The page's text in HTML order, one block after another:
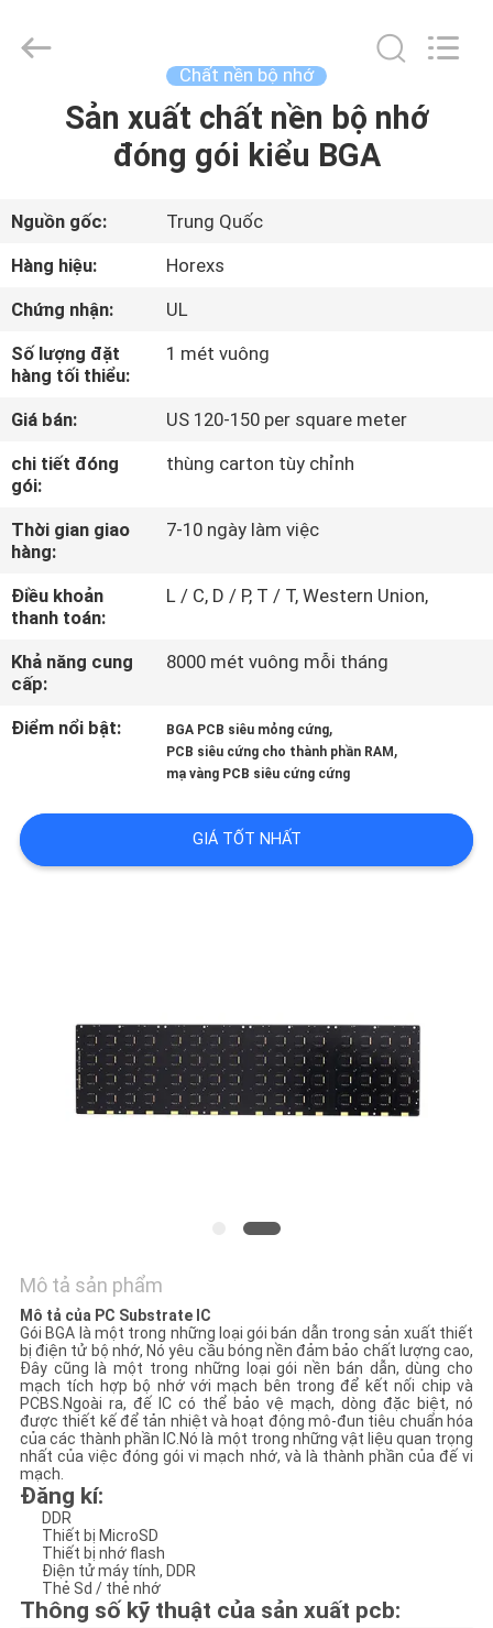
TRANG
CÁC
SẢN
PHẨM
VỀ
CHÚNG
THAM
QUAN
NHÀ
MÁY
KIỂM
SOÁT
LƯỢNG
LIÊN
GIÁ
SƠ
ĐỒ
TRANG
WEB
PRIVACY
POLICY
(Hubei)
Electronics
Chất nền bộ nhớ
Sản xuất chất nền bộ nhớ
đóng gói kiểu BGA
Nguồn gốc:
Trung Quốc
Hàng hiệu:
Horexs
Chứng nhận:
UL
Số lượng đặt
hàng tối thiểu:
1 mét vuông
Giá bán:
US 120-150 per square meter
chi tiết đóng
gói:
thùng carton tùy chỉnh
Thời gian giao
hàng:
7-10 ngày làm việc
Điều khoản
thanh toán:
L / C, D / P, T / T, Western Union,
Khả năng cung
cấp:
8000 mét vuông mỗi tháng
Điểm nổi bật: BGA PCB siêu mỏng cứng,
PCB siêu cứng cho thành phần RAM ,
mạ vàng PCB siêu cứng cứng
GIÁ TỐT NHẤT
Mô tả sản phẩm
Mô tả của PC Substrate IC
Gói BGA là một trong những loại gói bán dẫn trong sản xuất thiết
bị điện tử bộ nhớ, Nó yêu cầu bóng nền đảm bảo chất lượng cao,
Đây cũng là một trong những loại gói nền bán dẫn, dùng cho
mạch tích hợp bộ nhớ với mạch bên trong để kết nối chip và
PCBS.Ngoài ra, đế IC có thể bảo vệ mạch, dòng đặc biệt, nó
được thiết kế để tản nhiệt và hoạt động mô-đun tiêu chuẩn hóa
của các thành phần IC.Nó là một trong những vật liệu quan trọng
nhất của việc đóng gói vi mạch nhớ, và là thành phần của đế vi
mạch.
Đăng kí:
DDR
Thiết bị MicroSD
Thiết bị nhớ flash
Điện tử máy tính, DDR
Thẻ Sd / thẻ nhớ
Thông số kỹ thuật của sản xuất pcb: